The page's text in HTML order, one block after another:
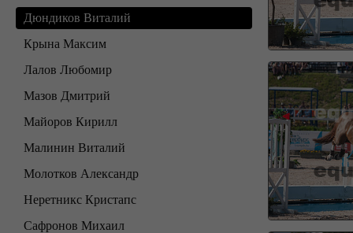
Дюндиков Виталий
Крына Максим
Лалов Любомир
Мазов Дмитрий
Майоров Кирилл
Малинин Виталий
Молотков Александр
Неретникс Кристапс
Сафронов Михаил